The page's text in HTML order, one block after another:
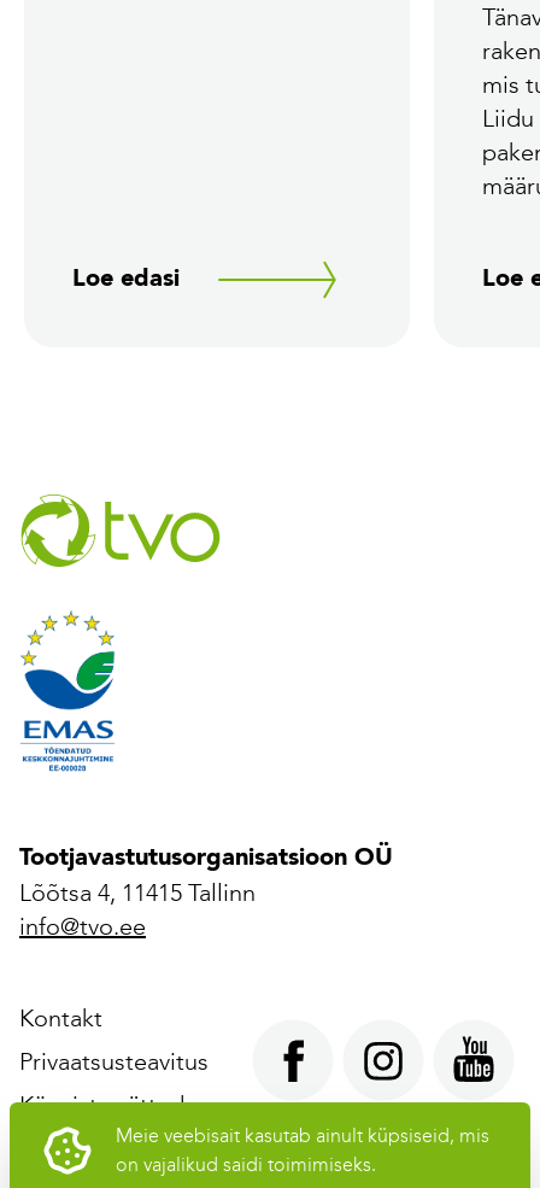
Loe edasi
mis
Loe
Tootjavastutusorganisatsioon OÜ
Lõõtsa 4, 11415 Tallinn
info@tvo.ee
Kontakt
Privaatsusteavitus
Küpsiste sätted
Meie veebisait kasutab ainult küpsiseid, mis
on vajalikud saidi toimimiseks.